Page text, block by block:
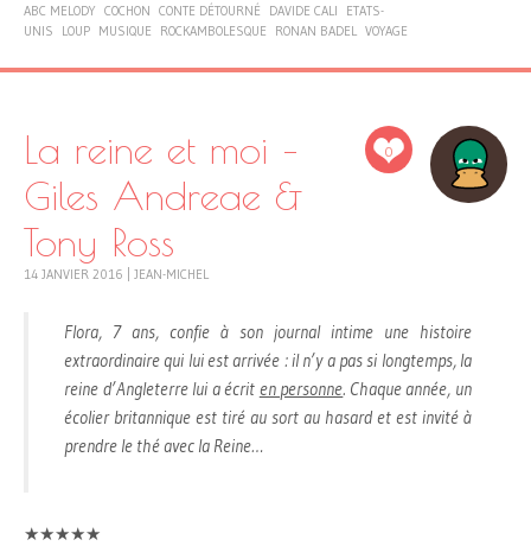
ABC MELODY COCHON CONTE DÉTOURNÉ DAVIDE CALI
ETATS-
UNIS
LOUP MUSIQUE ROCKAMBOLESQUE RONAN BADEL VOYAGE
0
La reine et moi –
Giles Andreae &
Tony Ross
14 JANVIER 2016 JEAN-MICHEL
Flora, 7 ans, confie à son journal intime une histoire
extraordinaire qui lui est arrivée : il n’y a pas si longtemps, la
reine d’Angleterre lui a écrit en personne. Chaque année, un
écolier britannique est tiré au sort au hasard et est invité à
prendre le thé avec la Reine…
★★★★★